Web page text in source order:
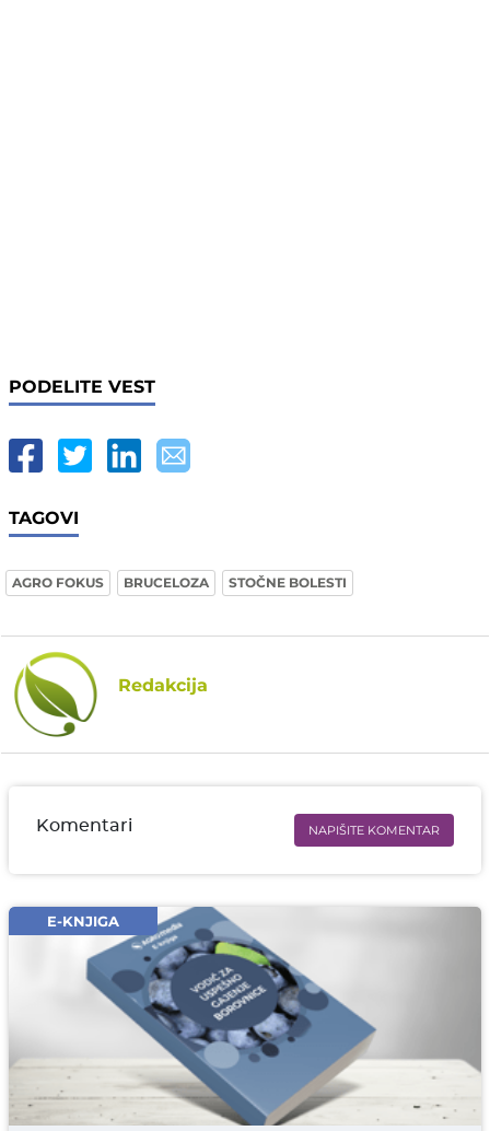
PODELITE VEST
TAGOVI
AGRO FOKUS BRUCELOZA STOČNE BOLESTI
Redakcija
Komentari NAPIŠITE KOMENTAR
Email* obavezno
Komentar* obavezno
E-KNJIGA